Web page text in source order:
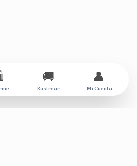
🚚
Rastrear
👤
Mi Cuenta